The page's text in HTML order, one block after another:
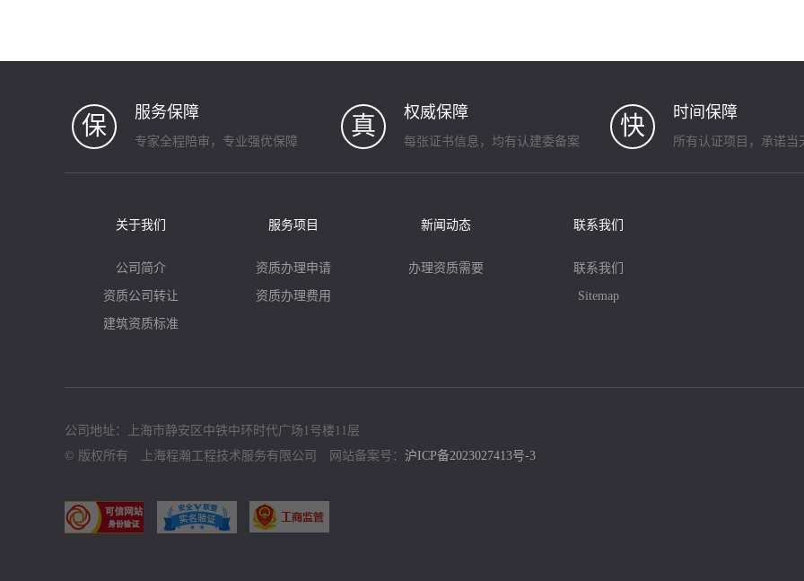
保 服务保障
专家全程陪审，专业强优保障
真 权威保障
每张证书信息，均有认建委备案
快 时间保障
所有认证项目，承诺当
关于我们
公司简介
资质公司转让
建筑资质标准
服务项目
资质办理申请
资质办理费用
新闻动态
办理资质需要
联系我们
联系我们
Sitemap
公司地址：上海市静安区中铁中环时代广场1号楼11层
© 版权所有 上海程瀚工程技术服务有限公司 网站备案号： 沪ICP备2023027413号-3